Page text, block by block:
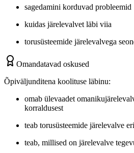
sagedamini korduvad probleemid
kuidas järelevalvet läbi viia
torusüsteemide järelevalvega
Omandatavad oskused
Õpiväljunditena koolituse läbinu:
omab ülevaadet
korraldusest
teab torusüsteemide järelevalve
teab, millised on järelevalve